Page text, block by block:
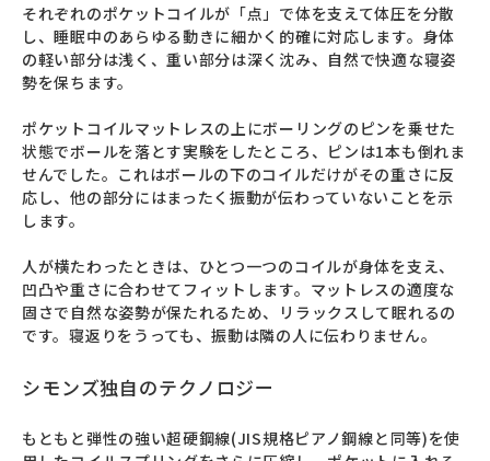
それぞれのポケットコイルが「点」で体を支えて体圧を分散
し、睡眠中のあらゆる動きに細かく的確に対応します。身体
の軽い部分は浅く、重い部分は深く沈み、自然で快適な寝姿
勢を保ちます。
ポケットコイルマットレスの上にボーリングのピンを乗せた
状態でボールを落とす実験をしたところ、ピンは1本も倒れま
せんでした。これはボールの下のコイルだけがその重さに反
応し、他の部分にはまったく振動が伝わっていないことを示
します。
人が横たわったときは、ひとつ一つのコイルが身体を支え、
凹凸や重さに合わせてフィットします。マットレスの適度な
固さで自然な姿勢が保たれるため、リラックスして眠れるの
です。寝返りをうっても、振動は隣の人に伝わりません。
シモンズ独自のテクノロジー
もともと弾性の強い超硬鋼線(JIS規格ピアノ鋼線と同等)を使